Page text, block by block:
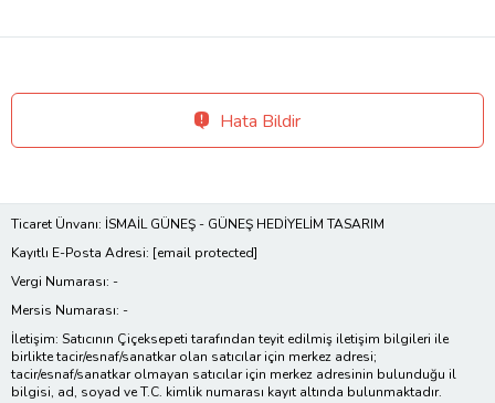
Hata Bildir
Ticaret Ünvanı: İSMAİL GÜNEŞ - GÜNEŞ HEDİYELİM TASARIM
Kayıtlı E-Posta Adresi: [email protected]
Vergi Numarası: -
Mersis Numarası: -
İletişim: Satıcının Çiçeksepeti tarafından teyit edilmiş iletişim bilgileri ile
birlikte tacir/esnaf/sanatkar olan satıcılar için merkez adresi;
tacir/esnaf/sanatkar olmayan satıcılar için merkez adresinin bulunduğu il
bilgisi, ad, soyad ve T.C. kimlik numarası kayıt altında bulunmaktadır.